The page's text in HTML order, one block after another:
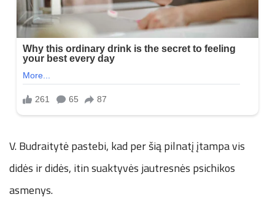
V. Budraitytė pastebi, kad per šią pilnatį įtampa vis
didės ir didės, itin suaktyvės jautresnės psichikos
asmenys.